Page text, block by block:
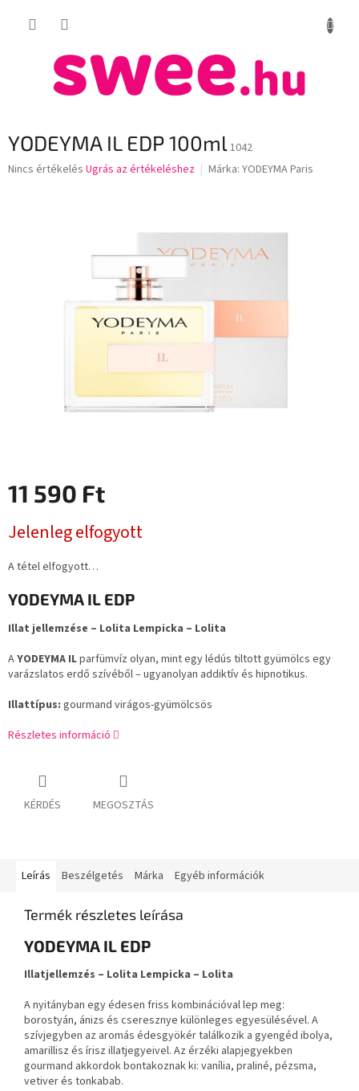
KOSÁR
YODEYMA IL EDP 100ml1042
A
Nincs értékelés Ugrás az értékeléshez Márka: YODEYMA Paris
11 590 Ft
Jelenleg elfogyott
A tétel elfogyott…
YODEYMA IL EDP
Illat jellemzése – Lolita Lempicka – Lolita
AYODEYMA ILparfümvíz olyan, mint egy lédús tiltott gyümölcs egy
varázslatos erdő szívéből – ugyanolyan addiktív és hipnotikus.
Illattípus: gourmand virágos-gyümölcsös
Részletes információ
KÉRDÉS MEGOSZTÁS
Leírás Beszélgetés Márka Egyéb információk
Termék részletes leírása
YODEYMA IL EDP
Illatjellemzés – Lolita Lempicka – Lolita
A nyitányban egy édesen friss kombinációval lep meg:
borostyán, ánizs és cseresznye különleges egyesülésével. A
szívjegyben az aromás édesgyökér találkozik a gyengéd ibolya,
amarillisz és írisz illatjegyeivel. Az érzéki alapjegyekben
gourmand akkordok bontakoznak ki: vanília, praliné, pézsma,
vetiver és tonkabab.